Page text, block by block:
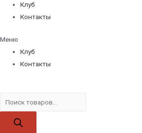
Клуб
Контакты
Меню
Клуб
Контакты
товаров